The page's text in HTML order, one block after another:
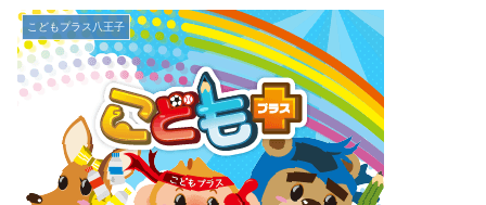
こどもプラス八王子